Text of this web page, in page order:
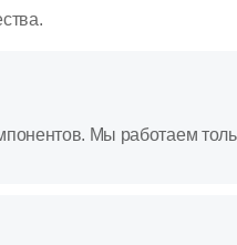
Мы работаем